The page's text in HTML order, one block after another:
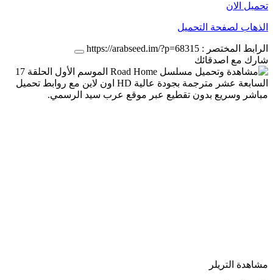
تحميل الان
الذهاب لصفحة التحميل
الرابط المختصر : https://arabseed.im/?p=68315
شارك مع اصدقائك
مشاهدة التريلر